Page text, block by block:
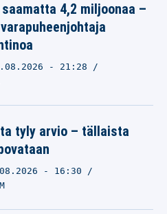
4,2 miljoonaa –
- 21:28
tyly arvio – tällaista
- 16:30